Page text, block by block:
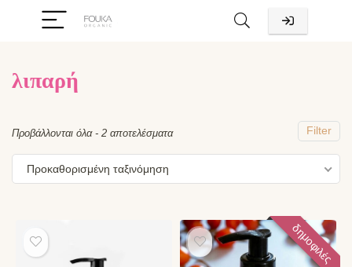
λιπαρή
Filter
Προβάλλονται όλα - 2 αποτελέσματα
Προκαθορισμένη ταξινόμηση
δημοφιλές